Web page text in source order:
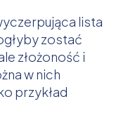
lista
zostać
złożoność i
w nich
przykład